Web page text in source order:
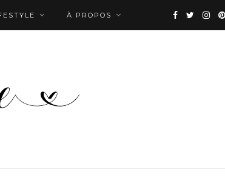
À PROPOS